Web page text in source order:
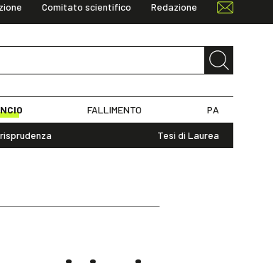
Comitato scientifico Redazione
FALLIMENTO PA
Tesi di Laurea